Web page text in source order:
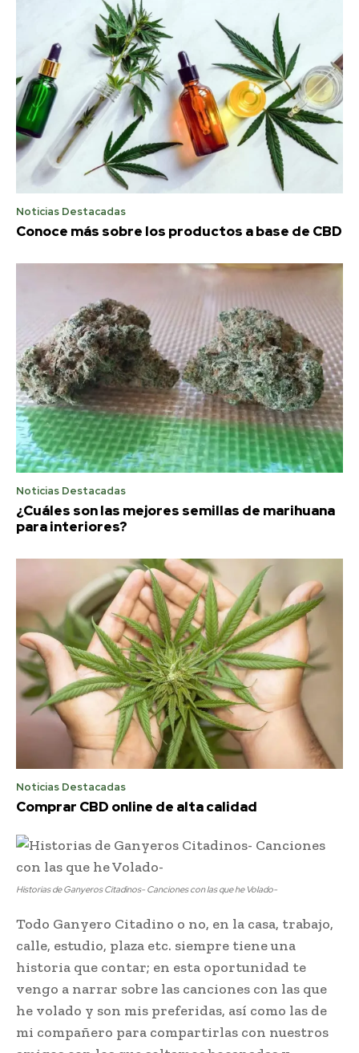
Noticias Destacadas
Conoce más sobre los productos a base de CBD
Noticias Destacadas
¿Cuáles son las mejores semillas de marihuana
para interiores?
Noticias Destacadas
Comprar CBD online de alta calidad
Historias de Ganyeros Citadinos- Canciones con las que he Volado-
Todo Ganyero Citadino o no, en la casa, trabajo,
calle, estudio, plaza etc. siempre tiene una
historia que contar; en esta oportunidad te
vengo a narrar sobre las canciones con las que
he volado y son mis preferidas, así como las de
mi compañero para compartirlas con nuestros